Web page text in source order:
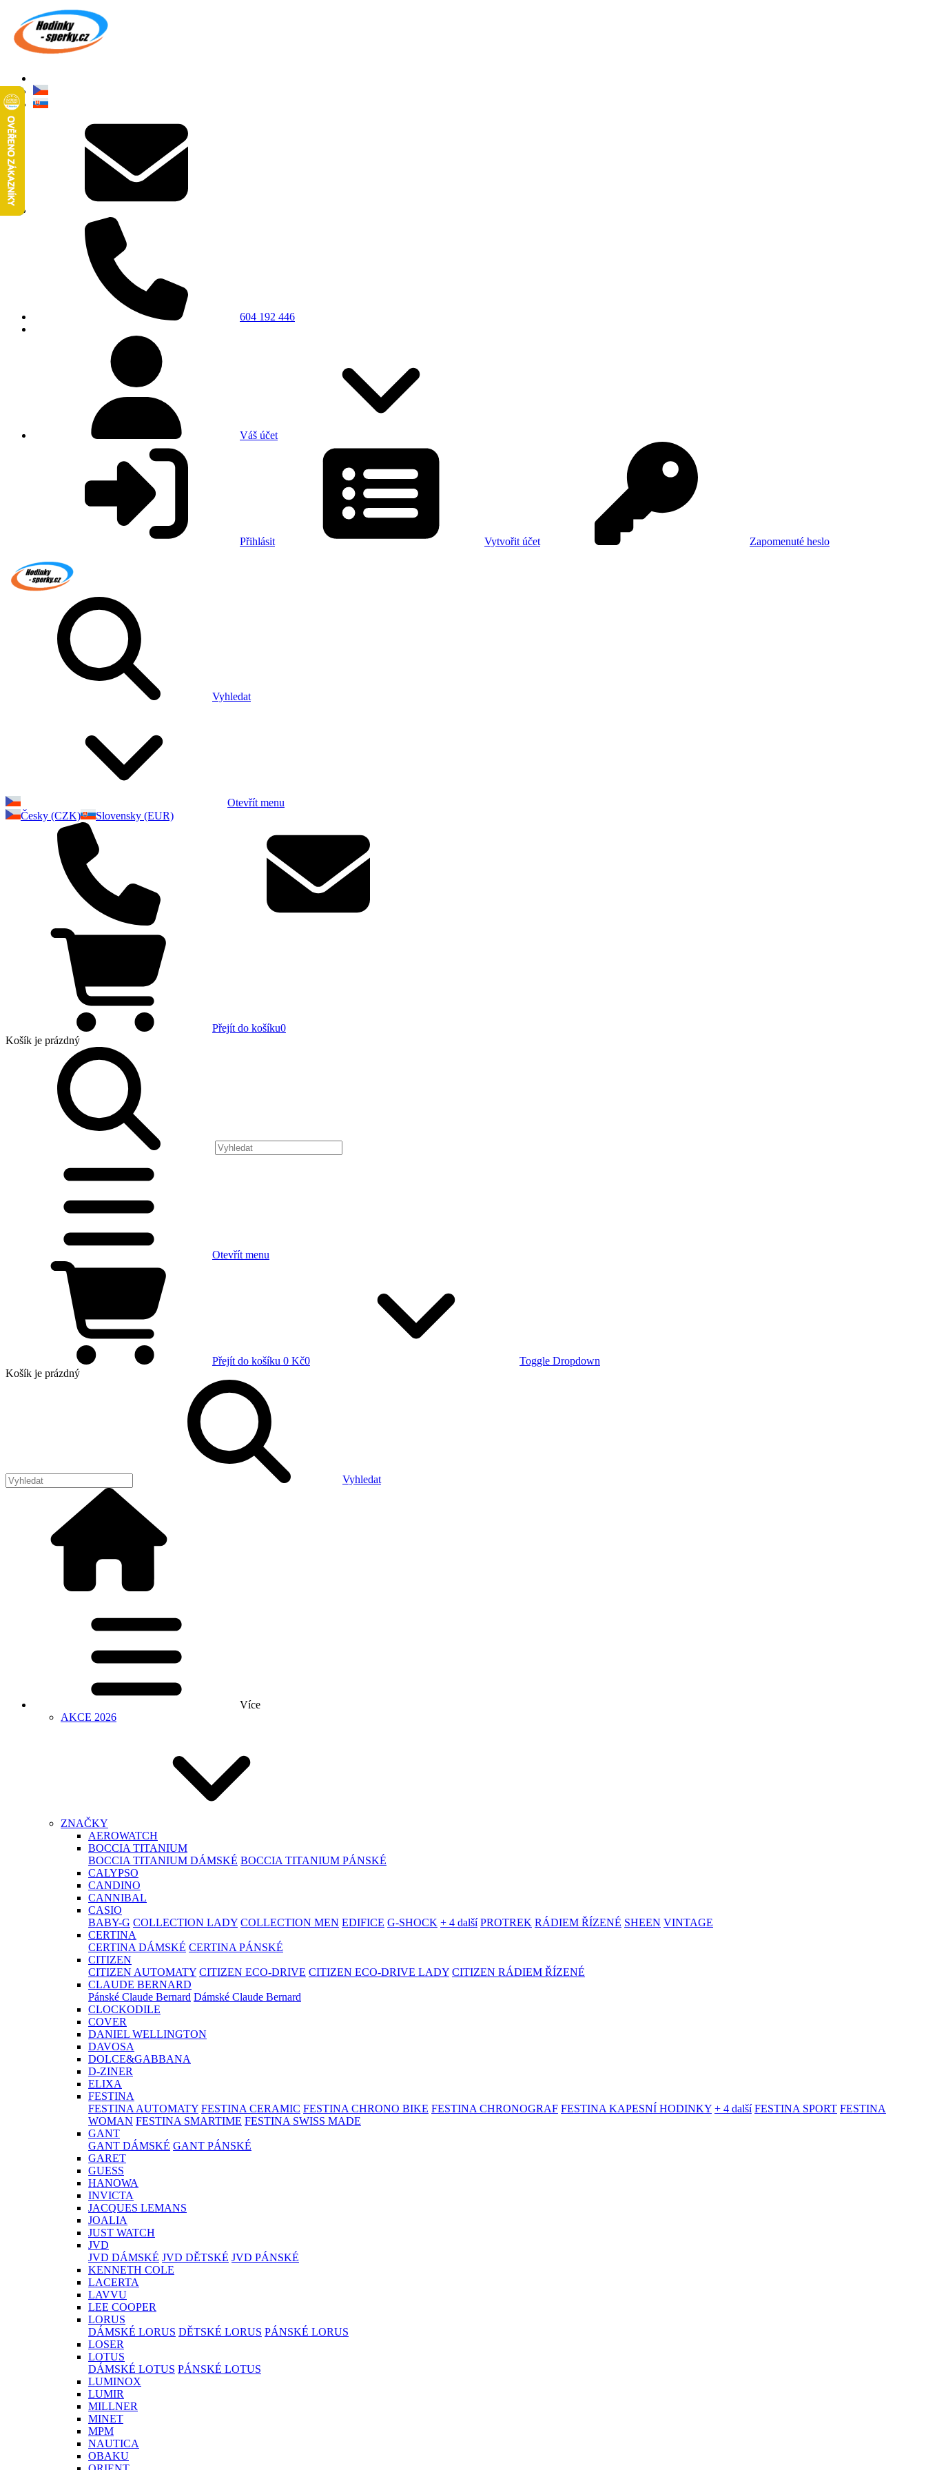
604 192 446
Váš účet
Přihlásit Vytvořit účet Zapomenuté heslo
Vyhledat
Otevřít menu
Česky (CZK)
Slovensky (EUR)
Přejít do košíku0
Košík je prázdný
Otevřít menu
Přejít do košíku 0 Kč0
Toggle Dropdown
Košík je prázdný
Vyhledat
Více
AKCE 2026
ZNAČKY
AEROWATCH
BOCCIA TITANIUM
BOCCIA TITANIUM DÁMSKÉ BOCCIA TITANIUM PÁNSKÉ
CALYPSO
CANDINO
CANNIBAL
CASIO
BABY-G COLLECTION LADY COLLECTION MEN EDIFICE G-SHOCK + 4 další PROTREK RÁDIEM ŘÍZENÉ SHEEN VINTAGE
CERTINA
CERTINA DÁMSKÉ CERTINA PÁNSKÉ
CITIZEN
CITIZEN AUTOMATY CITIZEN ECO-DRIVE CITIZEN ECO-DRIVE LADY CITIZEN RÁDIEM ŘÍZENÉ
CLAUDE BERNARD
Pánské Claude Bernard Dámské Claude Bernard
CLOCKODILE
COVER
DANIEL WELLINGTON
DAVOSA
DOLCE&GABBANA
D-ZINER
ELIXA
FESTINA
FESTINA AUTOMATY FESTINA CERAMIC FESTINA CHRONO BIKE FESTINA CHRONOGRAF FESTINA KAPESNÍ HODINKY + 4 další FESTINA SPORT FESTINA
WOMAN FESTINA SMARTIME FESTINA SWISS MADE
GANT
GANT DÁMSKÉ GANT PÁNSKÉ
GARET
GUESS
HANOWA
INVICTA
JACQUES LEMANS
JOALIA
JUST WATCH
JVD
JVD DÁMSKÉ JVD DĚTSKÉ JVD PÁNSKÉ
KENNETH COLE
LACERTA
LAVVU
LEE COOPER
LORUS
DÁMSKÉ LORUS DĚTSKÉ LORUS PÁNSKÉ LORUS
LOSER
LOTUS
DÁMSKÉ LOTUS PÁNSKÉ LOTUS
LUMINOX
LUMIR
MILLNER
MINET
MPM
NAUTICA
OBAKU